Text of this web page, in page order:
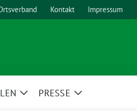
Kontakt Impressum
ZeigePRESSE
Zeige